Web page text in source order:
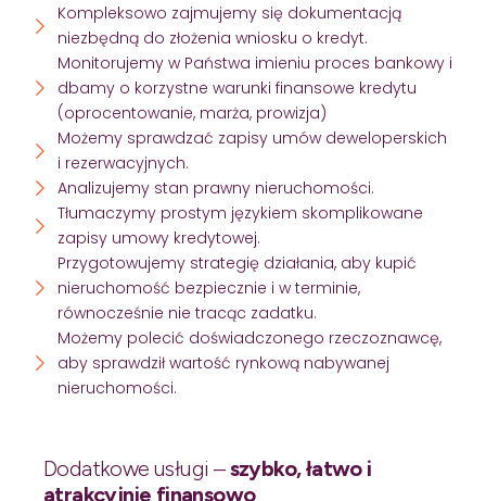
Kompleksowo zajmujemy się dokumentacją
niezbędną do złożenia wniosku o kredyt.
Monitorujemy w Państwa imieniu proces bankowy i
dbamy o korzystne warunki finansowe kredytu
(oprocentowanie, marża, prowizja)
Możemy sprawdzać zapisy umów deweloperskich
i rezerwacyjnych.
Analizujemy stan prawny nieruchomości.
Tłumaczymy prostym językiem skomplikowane
zapisy umowy kredytowej.
Przygotowujemy strategię działania, aby kupić
nieruchomość bezpiecznie i w terminie,
równocześnie nie tracąc zadatku.
Możemy polecić doświadczonego rzeczoznawcę,
aby sprawdził wartość rynkową nabywanej
nieruchomości.
Dodatkowe usługi –szybko, łatwo i
atrakcyjnie finansowo